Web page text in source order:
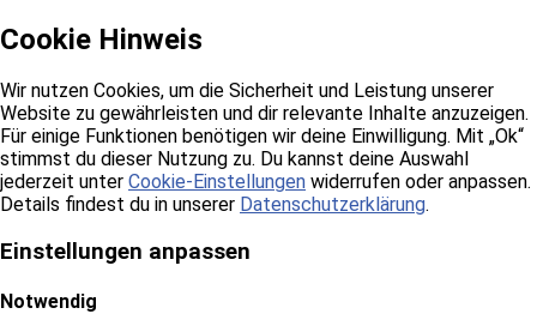
Cookie Hinweis
Wir nutzen Cookies, um die Sicherheit und Leistung unserer
Website zu gewährleisten und dir relevante Inhalte anzuzeigen.
Für einige Funktionen benötigen wir deine Einwilligung. Mit „Ok“
stimmst du dieser Nutzung zu. Du kannst deine Auswahl
jederzeit unter Cookie-Einstellungen widerrufen oder anpassen.
Details findest du in unserer Datenschutzerklärung.
Einstellungen anpassen
Notwendig